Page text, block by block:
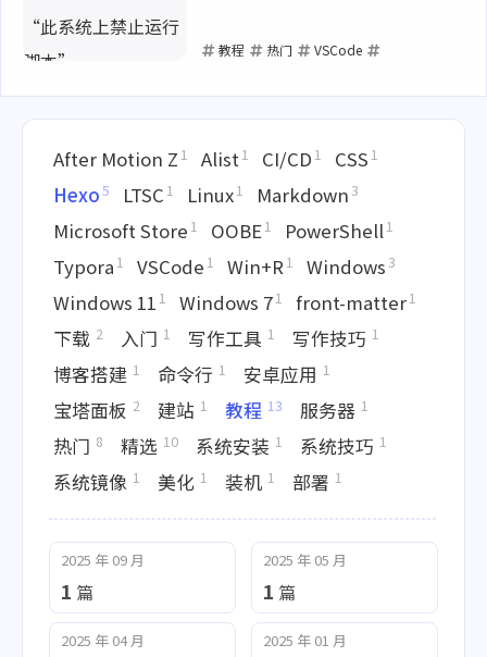
教程 热门
VSCode
2024-09-12
After Motion Z 1 Alist1 CI/CD 1 CSS 1
Hexo5 LTSC 1 Linux1 Markdown3
Microsoft Store 1 OOBE1 PowerShell1
Typora 1 VSCode 1 Win+R 1 Windows3
Windows 11 1 Windows 71 front-matter1
下载 2 入门 1 写作工具 1 写作技巧 1
博客搭建 1 命令行 1 安卓应用 1
宝塔面板 2 建站 1 教程 13 服务器 1
热门 8 精选 10 系统安装 1 系统技巧 1
系统镜像 1 美化 1 装机 1 部署 1
2025 年 09 月
1 篇
2025 年 05 月
1 篇
2025 年 04 月 2025 年 01 月